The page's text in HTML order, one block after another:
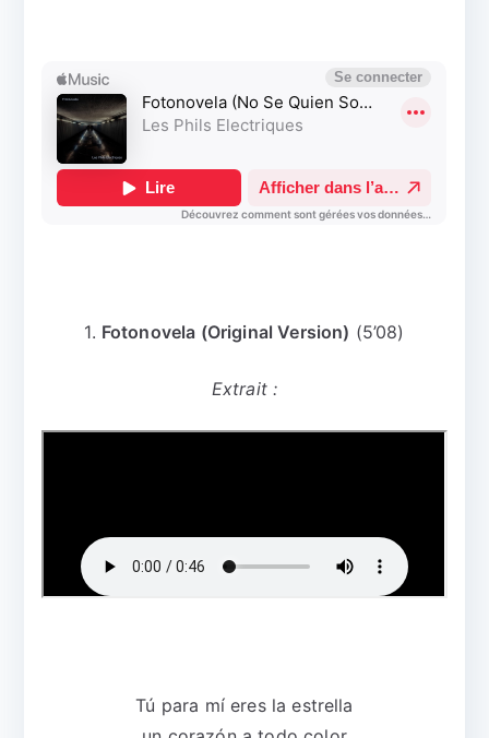
1. Fotonovela (Original Version) (5’08)
Extrait :
Tú para mí eres la estrella